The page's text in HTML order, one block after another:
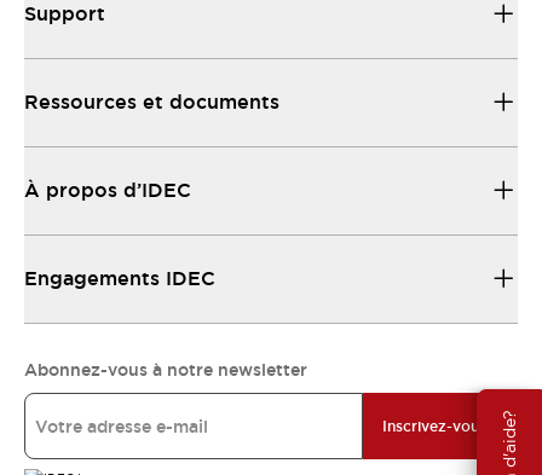
Support
Ressources et documents
À propos d’IDEC
Engagements IDEC
Abonnez-vous à notre newsletter
Inscrivez-vous